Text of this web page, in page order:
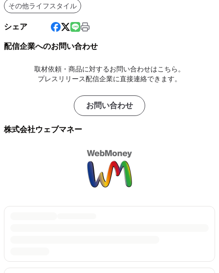
その他ライフスタイル
シェア
配信企業へのお問い合わせ
取材依頼・商品に対するお問い合わせはこちら。
プレスリリース配信企業に直接連絡できます。
お問い合わせ
株式会社ウェブマネー